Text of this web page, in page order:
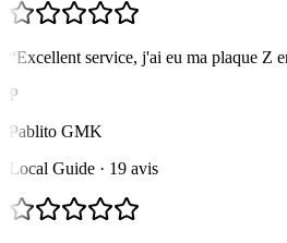
“Excellent service, j'ai eu ma plaque Z
P
Pablito GMK
Local Guide · 19 avis